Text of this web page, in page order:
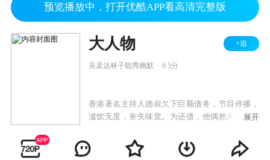
预览播放中，打开优酷APP看高清完整版
大人物 +追
吴孟达林子聪秀幽默 6.5分
香港著名主持人德叔欠下巨额债务，节目停播，
滥饮无度，丧失味觉。为还债，他偶然来到黄龙
爆笑幽默人生喜剧。“憨豆”小健从小无父无母，
在镇上吃百家饭长大，梦想让失传多年的火龙复
展开